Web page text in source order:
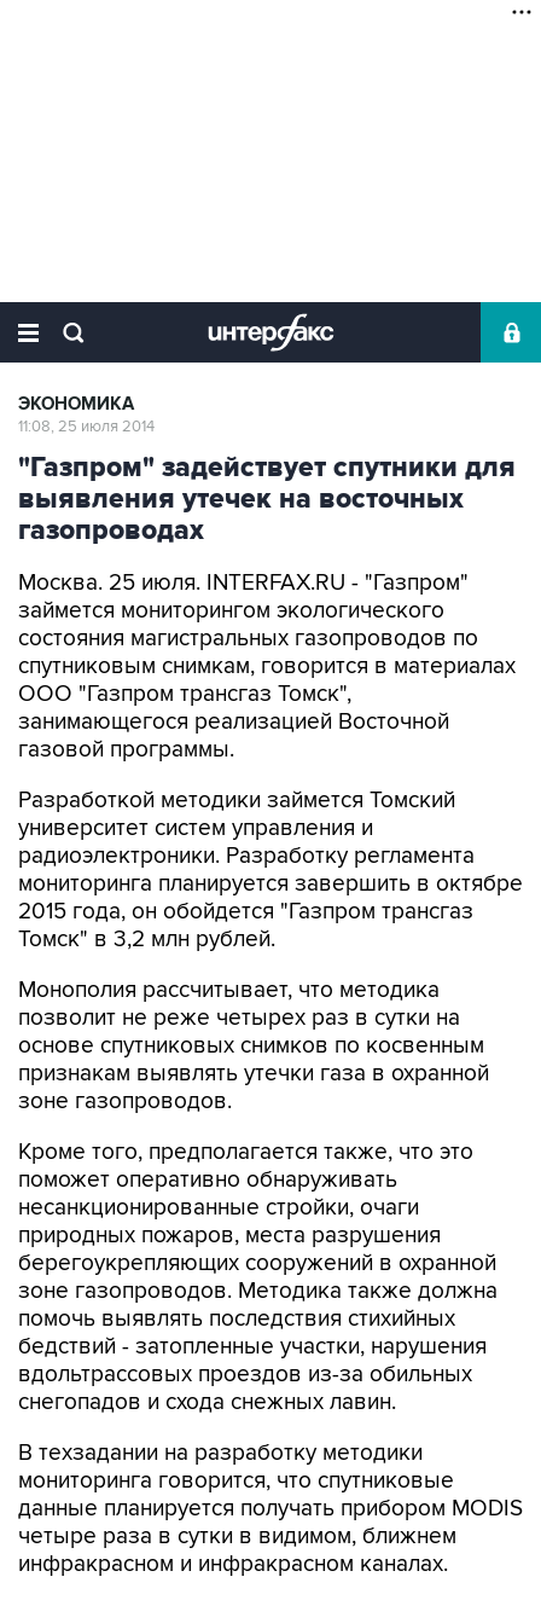
ЭКОНОМИКА
11:08, 25 июля 2014
"Газпром" задействует спутники для
выявления утечек на восточных
газопроводах
Москва. 25 июля. INTERFAX.RU - "Газпром"
займется мониторингом экологического
состояния магистральных газопроводов по
спутниковым снимкам, говорится в материалах
ООО "Газпром трансгаз Томск",
занимающегося реализацией Восточной
газовой программы.
Разработкой методики займется Томский
университет систем управления и
радиоэлектроники. Разработку регламента
мониторинга планируется завершить в октябре
2015 года, он обойдется "Газпром трансгаз
Томск" в 3,2 млн рублей.
Монополия рассчитывает, что методика
позволит не реже четырех раз в сутки на
основе спутниковых снимков по косвенным
признакам выявлять утечки газа в охранной
зоне газопроводов.
Кроме того, предполагается также, что это
поможет оперативно обнаруживать
несанкционированные стройки, очаги
природных пожаров, места разрушения
берегоукрепляющих сооружений в охранной
зоне газопроводов. Методика также должна
помочь выявлять последствия стихийных
бедствий - затопленные участки, нарушения
вдольтрассовых проездов из-за обильных
снегопадов и схода снежных лавин.
В техзадании на разработку методики
мониторинга говорится, что спутниковые
данные планируется получать прибором MODIS
четыре раза в сутки в видимом, ближнем
инфракрасном и инфракрасном каналах.